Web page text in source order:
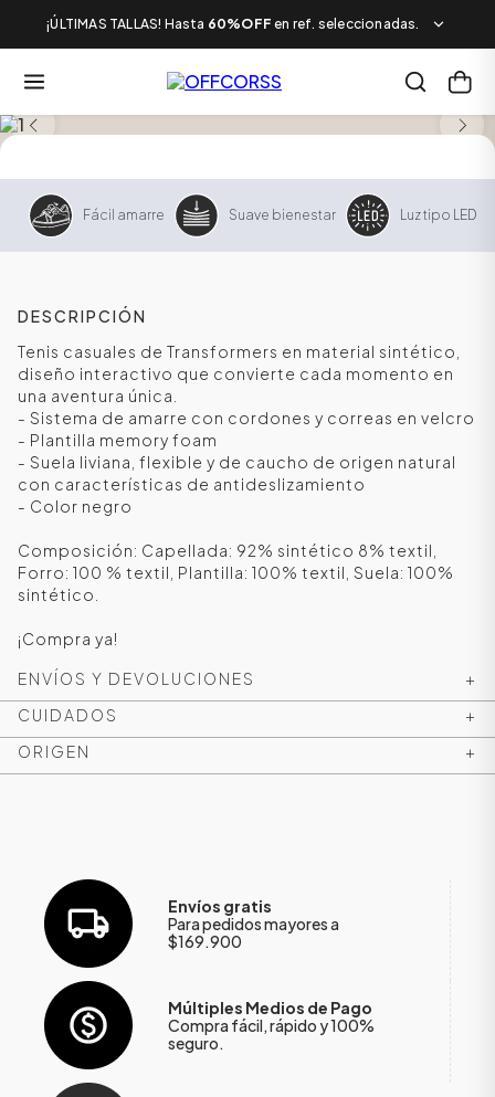
¡ÚLTIMAS TALLAS! Hasta 60%OFF en ref. seleccionadas.
Fácil amarre Suave bienestar Luz tipo LED
DESCRIPCIÓN
Tenis casuales de Transformers en material sintético,
diseño interactivo que convierte cada momento en
una aventura única.
- Sistema de amarre con cordones y correas en velcro
- Plantilla memory foam
- Suela liviana, flexible y de caucho de origen natural
con características de antideslizamiento
- Color negro
Composición: Capellada: 92% sintético 8% textil,
Forro: 100 % textil, Plantilla: 100% textil, Suela: 100%
sintético.
¡Compra ya!
ENVÍOS Y DEVOLUCIONES
+
CUIDADOS
+
ORIGEN
+
Envíos gratis
Para pedidos mayores a
$169.900
Múltiples Medios de Pago
Compra fácil, rápido y 100%
seguro.